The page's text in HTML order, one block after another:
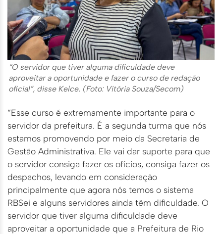
“O servidor que tiver alguma dificuldade deve
aproveitar a oportunidade e fazer o curso de redação
oficial”, disse Kelce. (Foto: Vitória Souza/Secom)
“Esse curso é extremamente importante para o
servidor da prefeitura. É a segunda turma que nós
estamos promovendo por meio da Secretaria de
Gestão Administrativa. Ele vai dar suporte para que
o servidor consiga fazer os ofícios, consiga fazer os
despachos, levando em consideração
principalmente que agora nós temos o sistema
RBSei e alguns servidores ainda têm dificuldade. O
servidor que tiver alguma dificuldade deve
aproveitar a oportunidade que a Prefeitura de Rio